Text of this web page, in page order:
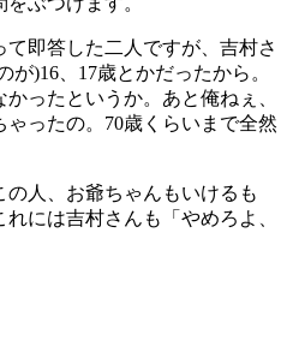
即答した二人ですが、吉村さ
)16、17歳とかだったから。
ったというか。あと俺ねぇ、
ったの。70歳くらいまで全然
人、お爺ちゃんもいけるも
には吉村さんも「やめろよ、